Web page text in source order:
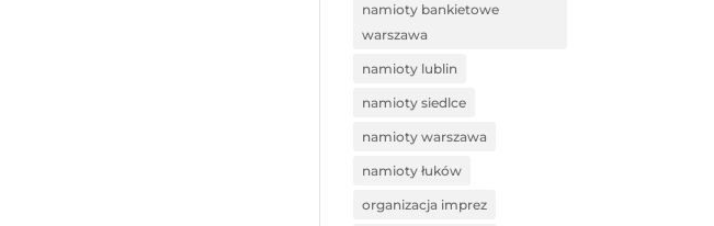
namioty bankietowe
warszawa
namioty lublin
namioty siedlce
namioty warszawa
namioty łuków
organizacja imprez